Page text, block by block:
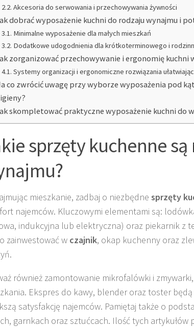
Akcesoria do serwowania i przechowywania żywności
dobrać wyposażenie kuchni do rodzaju wynajmu i
Minimalne wyposażenie dla małych mieszkań
Dodatkowe udogodnienia dla krótkoterminowego i
zorganizować przechowywanie i ergonomię kuchni
Systemy organizacji i ergonomiczne rozwiązania
co zwrócić uwagę przy wyborze wyposażenia pod
skompletować praktyczne wyposażenie kuchni do
sprzęty kuchenne
mieszkanie, zadbaj o niezbędne sprzęty
najemców. Kluczowymi elementami są:
indukcyjna lub elektryczna) oraz piekarnik z
zainwestować w czajnik, okap kuchenny oraz
również zamontowanie mikrofalówki i
Ekspres do kawy, blender oraz toster
satysfakcję najemców. Pamiętaj także o
garnkach oraz sztućcach. Ilość tych artykułów